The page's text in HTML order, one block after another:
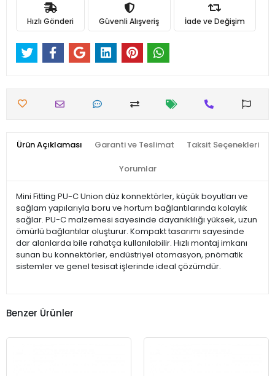
Hızlı Gönderi Güvenli Alışveriş İade ve Değişim
Ürün Açıklaması Garanti ve Teslimat Taksit Seçenekleri
Yorumlar
Mini Fitting PU-C Union düz konnektörler, küçük boyutları ve
sağlam yapılarıyla boru ve hortum bağlantılarında kolaylık
sağlar. PU-C malzemesi sayesinde dayanıklılığı yüksek, uzun
ömürlü bağlantılar oluşturur. Kompakt tasarımı sayesinde
dar alanlarda bile rahatça kullanılabilir. Hızlı montaj imkanı
sunan bu konnektörler, endüstriyel otomasyon, pnömatik
sistemler ve genel tesisat işlerinde ideal çözümdür.
Benzer Ürünler